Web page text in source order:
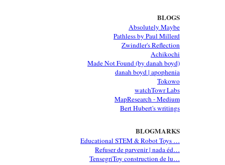
BLOGS
Absolutely Maybe
Pathless by Paul Millerd
Zwindler's Reflection
Achikochi
Made Not Found (by danah boyd)
danah boyd | apophenia
Tokowo
watchTowr Labs
MapResearch - Medium
Bert Hubert's writings
BLOGMARKS
Educational STEM & Robot Toys …
Refuser de parvenir | nada éd…
TensegriToy construction de lu…